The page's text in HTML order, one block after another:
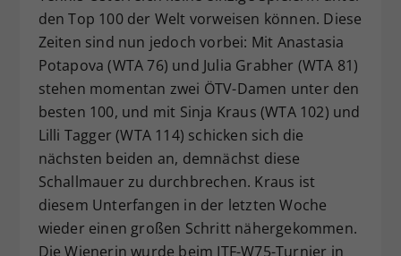
den Top 100 der Welt vorweisen können. Diese
Zeiten sind nun jedoch vorbei: Mit Anastasia
Potapova (WTA 76) und Julia Grabher (WTA 81)
stehen momentan zwei ÖTV-Damen unter den
besten 100, und mit Sinja Kraus (WTA 102) und
Lilli Tagger (WTA 114) schicken sich die
nächsten beiden an, demnächst diese
Schallmauer zu durchbrechen. Kraus ist
diesem Unterfangen in der letzten Woche
wieder einen großen Schritt nähergekommen.
Die Wienerin wurde beim ITF-W75-Turnier in
Zweck
Dieser Wert speichert Ihre Consent-
Einstellungen. Unter anderem eine
zufällig generierte ID, für die
historische Speicherung Ihrer
Webseiten-Betreiber dies eingestellt
hat.